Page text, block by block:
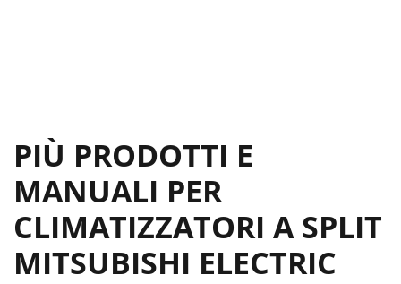
PIÙ PRODOTTI E
MANUALI PER
CLIMATIZZATORI A SPLIT
MITSUBISHI ELECTRIC